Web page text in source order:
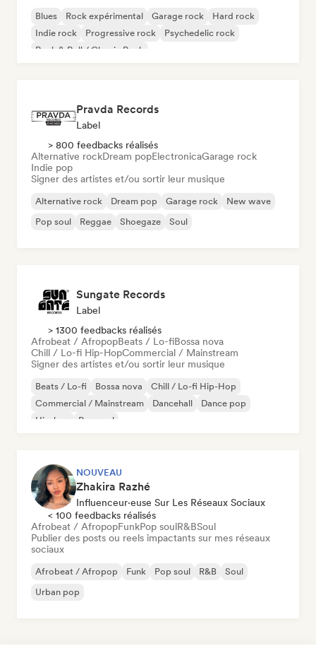
Blues Rock expérimental Garage rock
Hard rock
Indie rock
Progressive rock
Psychedelic rock
Rock & Roll / Classic Rock
Pravda Records
Label
> 800 feedbacks réalisés
Alternative rockDream popElectronicaGarage rock
Indie pop
Signer des artistes et/ou sortir leur musique
Alternative rock Dream pop Garage rock
New wave
Pop soul
Reggae Shoegaze Soul
Sungate Records
Label
> 1300 feedbacks réalisés
Afrobeat / AfropopBeats / Lo-fiBossa nova
Chill / Lo-fi Hip-HopCommercial / Mainstream
Signer des artistes et/ou sortir leur musique
Beats / Lo-fi Bossa nova
Chill / Lo-fi Hip-Hop
Commercial / Mainstream
Dancehall
Dance pop
Hip-hop
Pop soul
NOUVEAU
Zhakira Razhé
Influenceur·euse Sur Les Réseaux Sociaux
< 100 feedbacks réalisés
Afrobeat / AfropopFunkPop soulR&BSoul
Publier des posts ou reels impactants sur mes réseaux
sociaux
Afrobeat / Afropop Funk Pop soul R&B
Soul
Urban pop